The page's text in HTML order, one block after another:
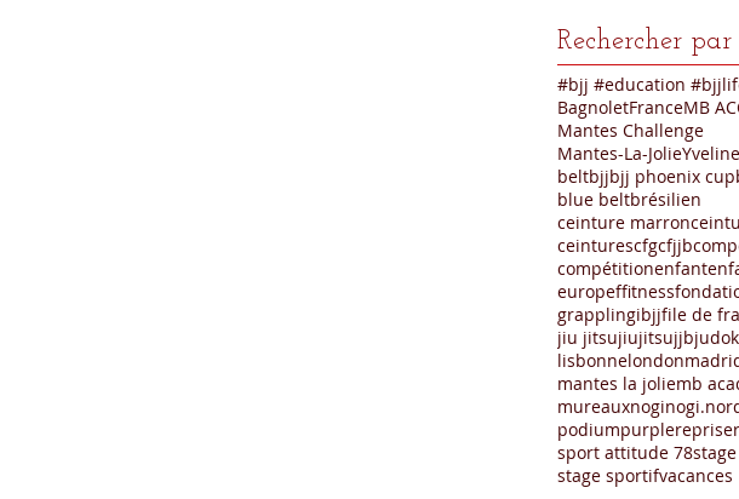
Rechercher
BagnoletFranceMB
Mantes Challenge
Mantes-La-Jolie
beltbjjbjj phoenix cup
blue beltbrésilien
ceinture marron
ceinturescfgcfjjb
compétitionenfant
europeffitness
grapplingibjjfile de
jiu jitsujiujitsujjbjudo
lisbonnelondon
mantes la joliemb
mureauxnoginogi.
podiumpurplereprise
sport attitude 78stage
stage sportifvacances